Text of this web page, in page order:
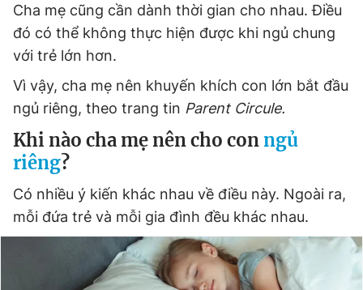
Cha mẹ cũng cần dành thời gian cho nhau. Điều
đó có thể không thực hiện được khi ngủ chung
với trẻ lớn hơn.
Vì vậy, cha mẹ nên khuyến khích con lớn bắt đầu
ngủ riêng, theo trang tin Parent Circule.
Khi nào cha mẹ nên cho conngủ
riêng?
Có nhiều ý kiến ​​khác nhau về điều này. Ngoài ra,
mỗi đứa trẻ và mỗi gia đình đều khác nhau.